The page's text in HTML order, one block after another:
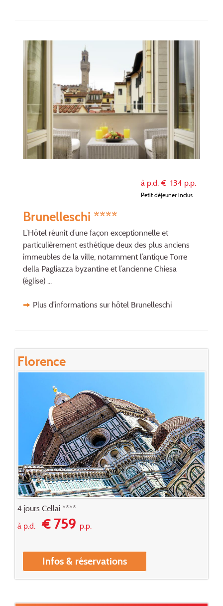
à p.d. € 134 p.p.
Petit déjeuner inclus
Brunelleschi ****
L’Hôtel réunit d’une façon exceptionnelle et
particulièrement esthétique deux des plus anciens
immeubles de la ville, notamment l’antique Torre
della Pagliazza byzantine et l’ancienne Chiesa
(église) ...
Plus d'informations sur hôtel Brunelleschi
Florence
4 jours Cellai ****
à p.d.€ 759p.p.
Infos & réservations